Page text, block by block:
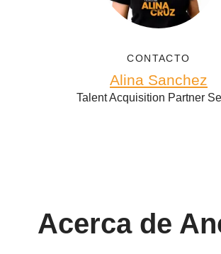
CONTACTO
Alina Sanchez
Talent Acquisition Partner
Acerca de